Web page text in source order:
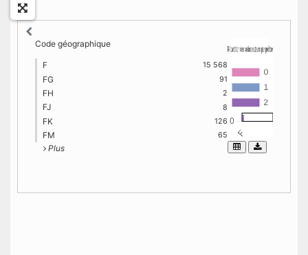
Code géographique
15 568
F
91
FG
2
FH
8
FJ
126
FK
65
FM
Plus